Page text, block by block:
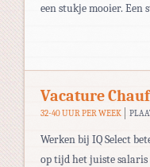
een stukje mooier.
Vacature
32-40 UUR PER WEEK
Werken bij IQ Select
op tijd het juiste